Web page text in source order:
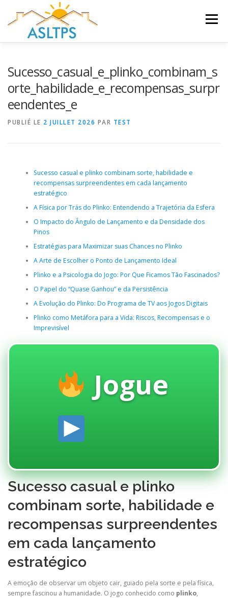
contenu
Menu
GALERIE
Sucesso_casual_e_plinko_combinam_s
orte_habilidade_e_recompensas_surpr
eendentes_e
PUBLIÉ LE 2 JUILLET 2026 PAR TEST
Sucesso casual e plinko combinam sorte, habilidade e
recompensas surpreendentes em cada lançamento
estratégico
A Física por Trás do Plinko: Entendendo a Trajetória da Esfera
O Impacto do Ângulo de Lançamento e da Densidade dos
Pinos
Estratégias para Maximizar suas Chances no Plinko
A Arte de Escolher o Ponto de Lançamento Ideal
Plinko e a Psicologia do Jogo: Por Que Ficamos Tão Fascinados?
O Papel do “Quase Ganhou” e da Persistência
A Evolução do Plinko: Do Programa de TV aos Jogos Digitais
Plinko como Metáfora para a Vida: Riscos, Recompensas e o
Imprevisível
Jogue
Sucesso casual e plinko
combinam sorte, habilidade e
recompensas surpreendentes
em cada lançamento
estratégico
A emoção de observar um objeto cair, guiado pela sorte e pela física,
sempre fascinou a humanidade. O jogo conhecido como plinko,